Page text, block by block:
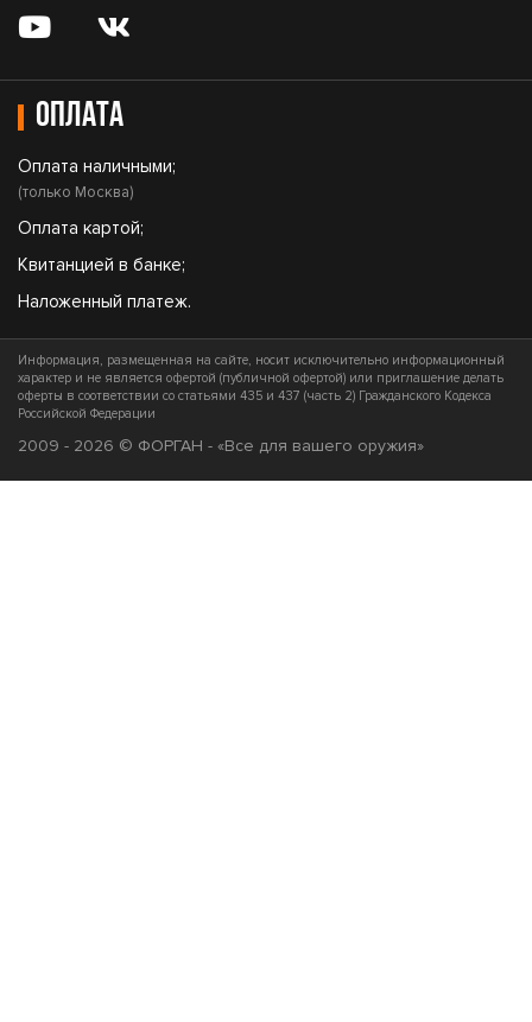
Оплата
Оплата наличными;
(только Москва)
Оплата картой;
Квитанцией в банке;
Наложенный платеж.
Информация, размещенная на сайте, носит исключительно информационный
характер и не является офертой (публичной офертой) или приглашение делать
оферты в соответствии со статьями 435 и 437 (часть 2) Гражданского Кодекса
Российской Федерации
2009 - 2026 © ФОРГАН - «Все для вашего оружия»